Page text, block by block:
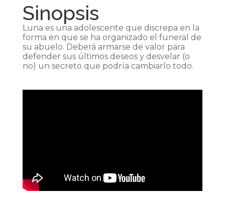
Sinopsis
Luna es una adolescente que discrepa en la
forma en que se ha organizado el funeral de
su abuelo. Deberá armarse de valor para
defender sus últimos deseos y desvelar (o
no) un secreto que podría cambiarlo todo.